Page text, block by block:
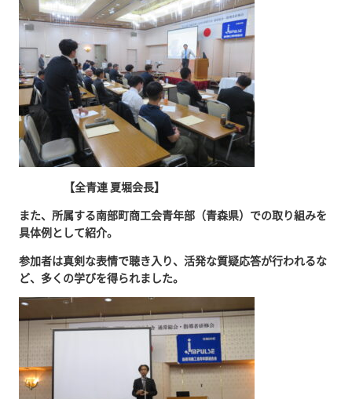
【全青連 夏堀会長】
また、所属する南部町商工会青年部（青森県）での取り組みを
具体例として紹介。
参加者は真剣な表情で聴き入り、活発な質疑応答が行われるな
ど、多くの学びを得られました。